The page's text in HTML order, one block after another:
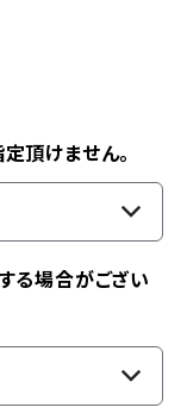
頂けません。
る場合がござい